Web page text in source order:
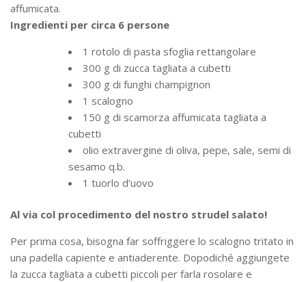
affumicata.
Ingredienti per circa 6 persone
1 rotolo di pasta sfoglia rettangolare
300 g di zucca tagliata a cubetti
300 g di funghi champignon
1 scalogno
150 g di scamorza affumicata tagliata a
cubetti
olio extravergine di oliva, pepe, sale, semi di
sesamo q.b.
1 tuorlo d’uovo
Al via col procedimento del nostro strudel salato!
Per prima cosa, bisogna far soffriggere lo scalogno tritato in
una padella capiente e antiaderente. Dopodiché aggiungete
la zucca tagliata a cubetti piccoli per farla rosolare e